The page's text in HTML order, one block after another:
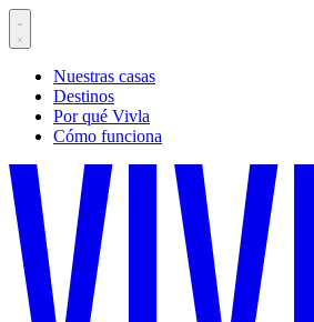
Nuestras casas
Destinos
Por qué Vivla
Cómo funciona